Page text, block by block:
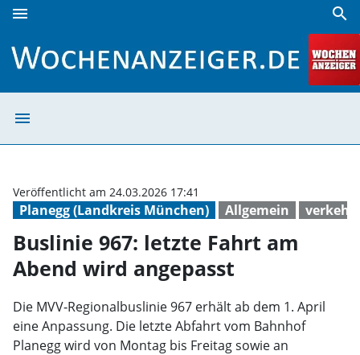
menu search
menu
Planegg (Landkreis München) Allgemein verkehr
Veröffentlicht am 24.03.2026 17:41
Buslinie 967: letzte Fahrt am
Abend wird angepasst
Die MVV‑Regionalbuslinie 967 erhält ab dem 1. April
eine Anpassung. Die letzte Abfahrt vom Bahnhof
Planegg wird von Montag bis Freitag sowie an